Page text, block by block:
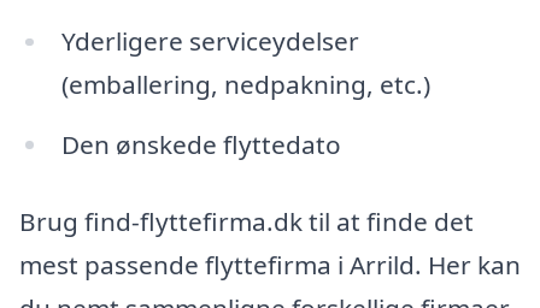
Yderligere serviceydelser
(emballering, nedpakning, etc.)
Den ønskede flyttedato
Brug find-flyttefirma.dk til at finde det
mest passende flyttefirma i Arrild. Her kan